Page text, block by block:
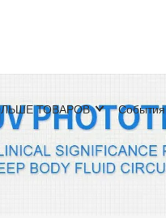
ТОВАРОВ События